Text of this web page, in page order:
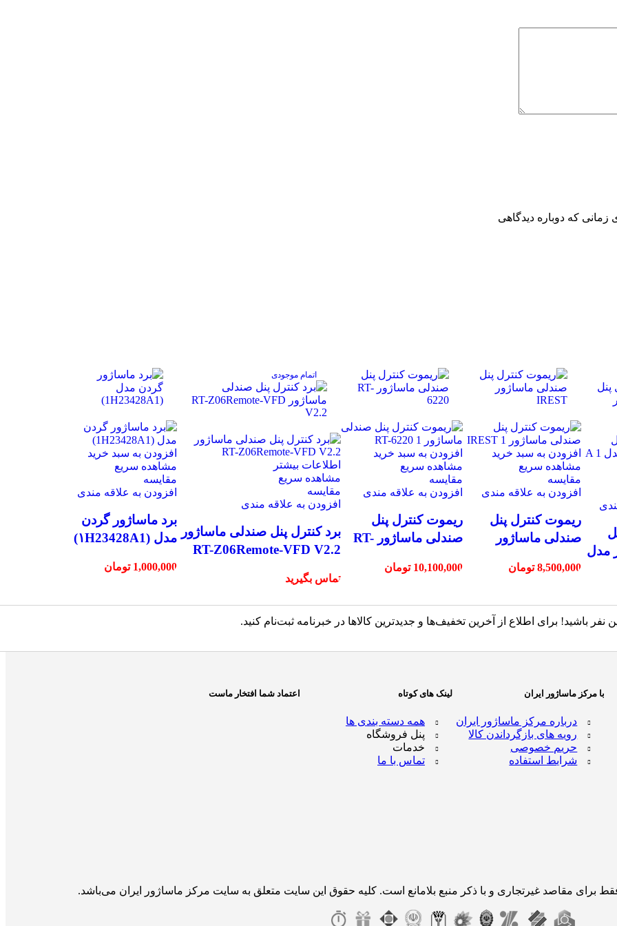
زمانی که دوباره دیدگاهی
مدل
افزودن به سبد خرید
مشاهده سریع
مقایسه
افزودن به علاقه مندی
ریموت کنترل پنل
صندلی ماساژور
8,500,000 تومان
افزودن به سبد خرید
مشاهده سریع
مقایسه
افزودن به علاقه مندی
ریموت کنترل پنل
صندلی ماساژور RT-
10,100,000 تومان
اتمام موجودی
اطلاعات بیشتر
مشاهده سریع
مقایسه
افزودن به علاقه مندی
برد کنترل پنل صندلی ماساژور
RT-Z06Remote-VFD V2.2
تماس بگیرید
افزودن به سبد خرید
مشاهده سریع
مقایسه
افزودن به علاقه مندی
برد ماساژور گردن
مدل (۱H23428A1)
1,000,000 تومان
نفر باشید! برای اطلاع از آخرین تخفیف‌ها و جدیدترین کالاها در خبرنامه ثبت‌نام کنید.
با مرکز ماساژور ایران
درباره مرکز ماساژور ایران
رویه های بازگرداندن کالا
حریم خصوصی
شرایط استفاده
لینک های کوتاه
همه دسته بندی ها
پنل فروشگاه
خدمات
تماس با ما
اعتماد شما افتخار ماست
برای مقاصد غیرتجاری و با ذکر منبع بلامانع است. کلیه حقوق این سایت متعلق به سایت مرکز ماساژور ایران می‌باشد.